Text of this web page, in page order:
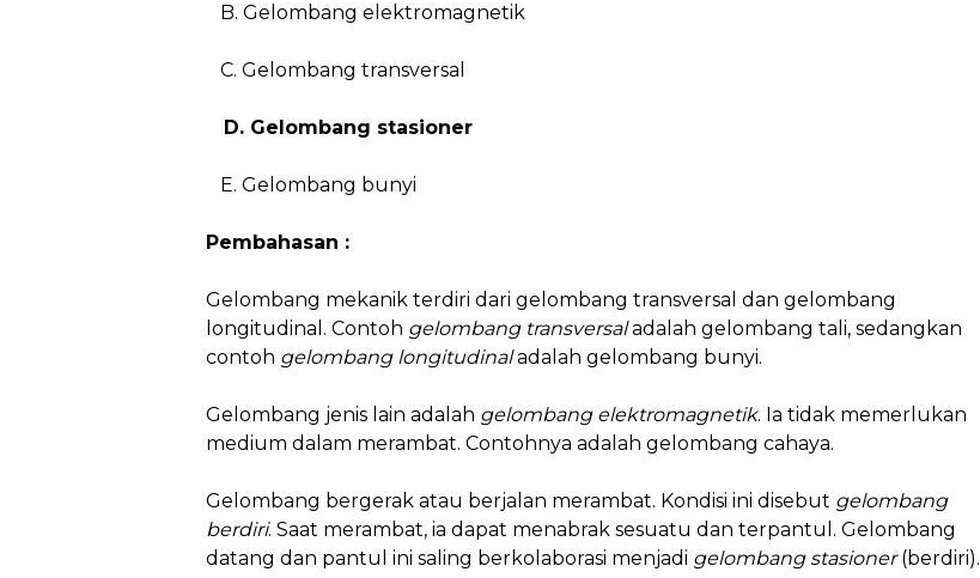
B. Gelombang elektromagnetik
C. Gelombang transversal
D. Gelombang stasioner
E. Gelombang bunyi
Pembahasan :
Gelombang mekanik terdiri dari gelombang transversal dan gelombang
longitudinal. Contoh gelombang transversaladalah gelombang tali, sedangkan
contoh gelombang longitudinaladalah gelombang bunyi.
Gelombang jenis lain adalah gelombang elektromagnetik. Ia tidak memerlukan
medium dalam merambat. Contohnya adalah gelombang cahaya.
Gelombang bergerak atau berjalan merambat. Kondisi ini disebut gelombang
berdiri. Saat merambat, ia dapat menabrak sesuatu dan terpantul. Gelombang
datang dan pantul ini saling berkolaborasi menjadi gelombang stasioner(berdiri).